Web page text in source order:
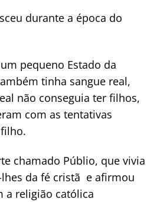
durante a época do
pequeno Estado da
tinha sangue real,
não conseguia ter filhos,
com as tentativas
chamado Públio, que vivia
da fé cristã e afirmou
a religião católica